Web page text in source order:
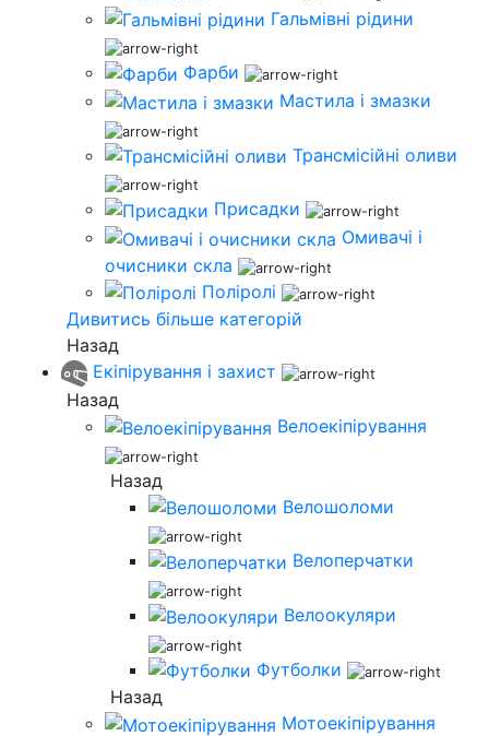
Гальмівні рідини
Фарби
Мастила і змазки
Трансмісійні оливи
Присадки
Омивачі і
очисники скла
Поліролі
Дивитись більше категорій
Назад
Екіпірування і захист
Назад
Велоекіпірування
Назад
Велошоломи
Велоперчатки
Велоокуляри
Футболки
Назад
Мотоекіпірування